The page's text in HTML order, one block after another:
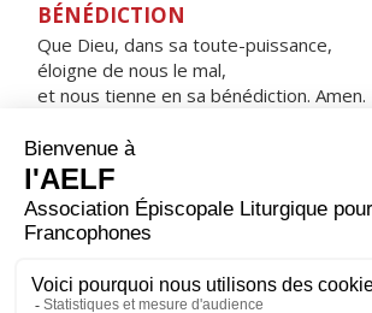
BÉNÉDICTION
Que Dieu, dans sa toute-puissance,
éloigne de nous le mal,
et nous tienne en sa bénédiction. Amen.
HYMNE : SUB TUUM PRÆSIDIUM
CONFUGIMUS
Sub tuum præsidium confugimus,
sancta Dei Genetrix ;
nostras deprecationes ne despicias
sed a periculis cunctis libera nos